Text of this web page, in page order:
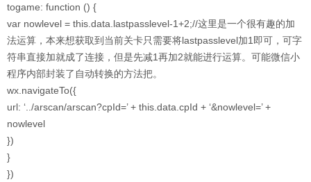
togame: function () {
var nowlevel = this.data.lastpasslevel-1+2;//这里是一个很有趣的加
法运算，本来想获取到当前关卡只需要将lastpasslevel加1即可，可字
符串直接加就成了连接，但是先减1再加2就能进行运算。可能微信小
程序内部封装了自动转换的方法把。
wx.navigateTo({
url: ‘../arscan/arscan?cpId=’ + this.data.cpId + ‘&nowlevel=’ +
nowlevel
})
}
})